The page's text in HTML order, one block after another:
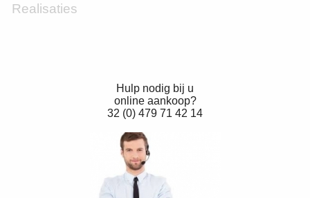
Realisaties
Hulp nodig bij u
online aankoop?
32 (0) 479 71 42 14